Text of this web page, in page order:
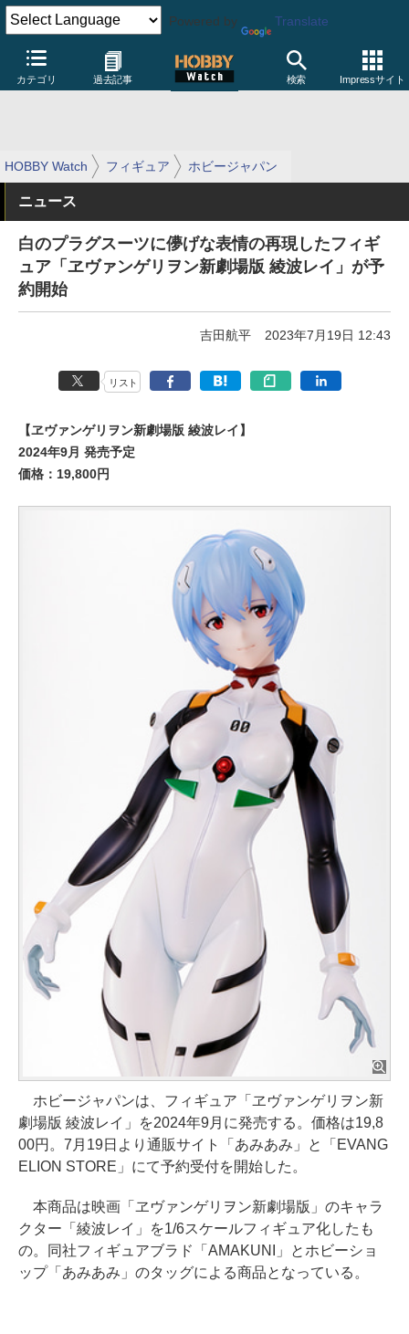
Powered by Translate
カテゴリ 過去記事 検索 Impressサイト
HOBBY Watch フィギュア ホビージャパン
ニュース
白のプラグスーツに儚げな表情の再現したフィギ
ュア「ヱヴァンゲリヲン新劇場版 綾波レイ」が予
約開始
吉田航平 2023年7月19日 12:43
リスト
【ヱヴァンゲリヲン新劇場版 綾波レイ】
2024年9月 発売予定
価格：19,800円
ホビージャパンは、フィギュア「ヱヴァンゲリヲン新
劇場版 綾波レイ」を2024年9月に発売する。価格は19,8
00円。7月19日より通販サイト「あみあみ」と「EVANG
ELION STORE」にて予約受付を開始した。
本商品は映画「ヱヴァンゲリヲン新劇場版」のキャラ
クター「綾波レイ」を1/6スケールフィギュア化したも
の。同社フィギュアブラド「AMAKUNI」とホビーショ
ップ「あみあみ」のタッグによる商品となっている。